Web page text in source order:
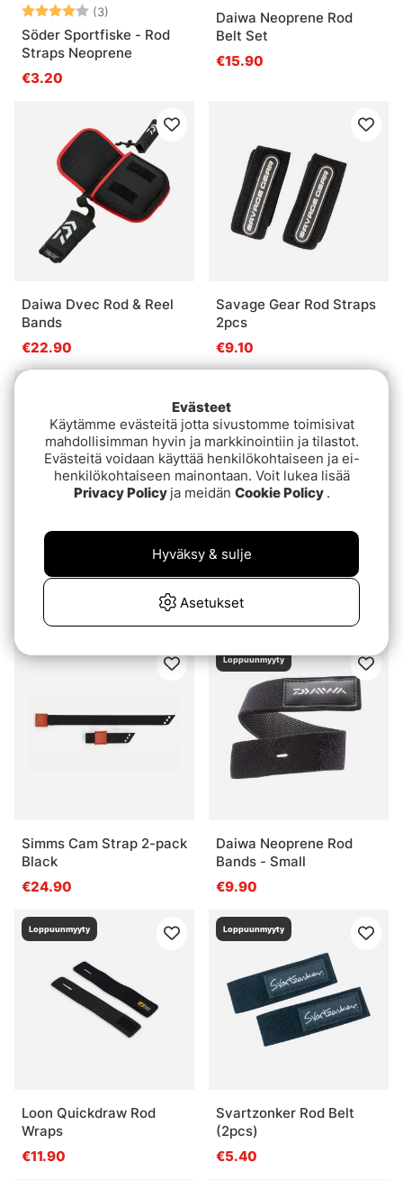
Arvio: (3)
4.0 5:sta tähdestä
Söder Sportfiske - Rod
Straps Neoprene
€3.20
Daiwa Neoprene Rod
Belt Set
€15.90
Daiwa Dvec Rod & Reel
Bands
€22.90
Savage Gear Rod Straps
2pcs
€9.10
Daiwa Neoprene Rod
Bands - Medium
€14.90
Fox Rage Voyager Rod
Simms Cam Strap 2-pack
Black
€24.90
Loppuunmyyty
Daiwa Neoprene Rod
Bands - Small
€9.90
Loppuunmyyty
Loon Quickdraw Rod
Wraps
€11.90
Loppuunmyyty
Svartzonker Rod Belt
(2pcs)
€5.40
Evästeet
Käytämme evästeitä jotta sivustomme toimisivat
mahdollisimman hyvin ja markkinointiin ja tilastot.
Evästeitä voidaan käyttää henkilökohtaiseen ja ei-
henkilökohtaiseen mainontaan. Voit lukea lisää
Privacy Policy ja meidän Cookie Policy .
Asetukset
Hyväksy & sulje